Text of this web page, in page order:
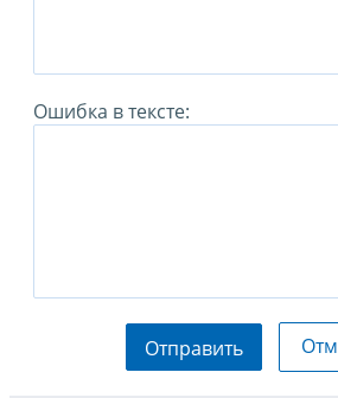
Ошибка в тексте:
Отправить